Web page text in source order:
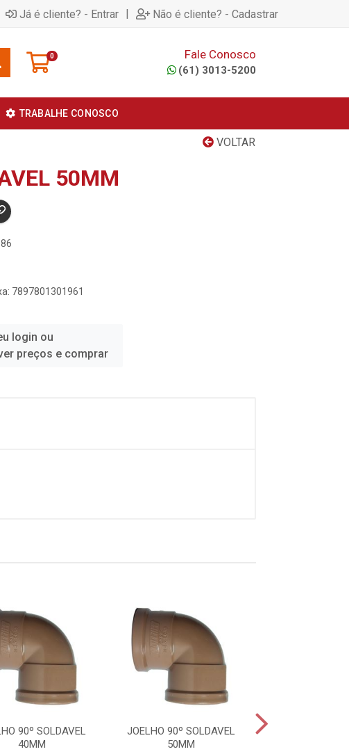
Já é cliente? - Entrar | Não é cliente? - Cadastrar
0 Fale Conosco
(61) 3013-5200
TRABALHE CONOSCO
VOLTAR
50MM
7897801301961
login ou
preços e comprar
90º SOLDAVEL
40MM
JOELHO 90º SOLDAVEL
50MM